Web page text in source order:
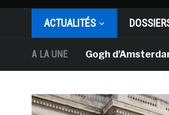
ACTUALITÉS
A LA UNE
Van Gogh d’Amsterdam et